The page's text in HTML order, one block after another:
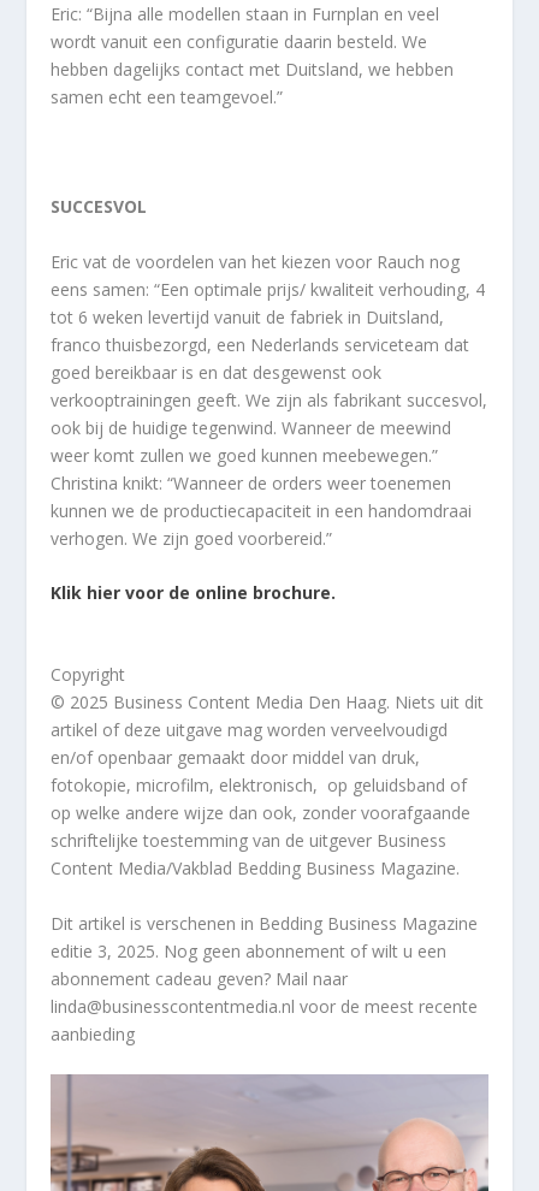
Eric: “Bijna alle modellen staan in Furnplan en veel
wordt vanuit een configuratie daarin besteld. We
hebben dagelijks contact met Duitsland, we hebben
samen echt een teamgevoel.”
SUCCESVOL
Eric vat de voordelen van het kiezen voor Rauch nog
eens samen: “Een optimale prijs/ kwaliteit verhouding, 4
tot 6 weken levertijd vanuit de fabriek in Duitsland,
franco thuisbezorgd, een Nederlands serviceteam dat
goed bereikbaar is en dat desgewenst ook
verkooptrainingen geeft. We zijn als fabrikant succesvol,
ook bij de huidige tegenwind. Wanneer de meewind
weer komt zullen we goed kunnen meebewegen.”
Christina knikt: “Wanneer de orders weer toenemen
kunnen we de productiecapaciteit in een handomdraai
verhogen. We zijn goed voorbereid.”
Klik hier voor de online brochure.
Copyright
© 2025 Business Content Media Den Haag. Niets uit dit
artikel of deze uitgave mag worden verveelvoudigd
en/of openbaar gemaakt door middel van druk,
fotokopie, microfilm, elektronisch, op geluidsband of
op welke andere wijze dan ook, zonder voorafgaande
schriftelijke toestemming van de uitgever Business
Content Media/Vakblad Bedding Business Magazine.
Dit artikel is verschenen in Bedding Business Magazine
editie 3, 2025. Nog geen abonnement of wilt u een
abonnement cadeau geven? Mail naar
linda@businesscontentmedia.nl voor de meest recente
aanbieding